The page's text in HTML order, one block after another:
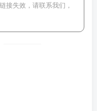
接失效，请联系我们，